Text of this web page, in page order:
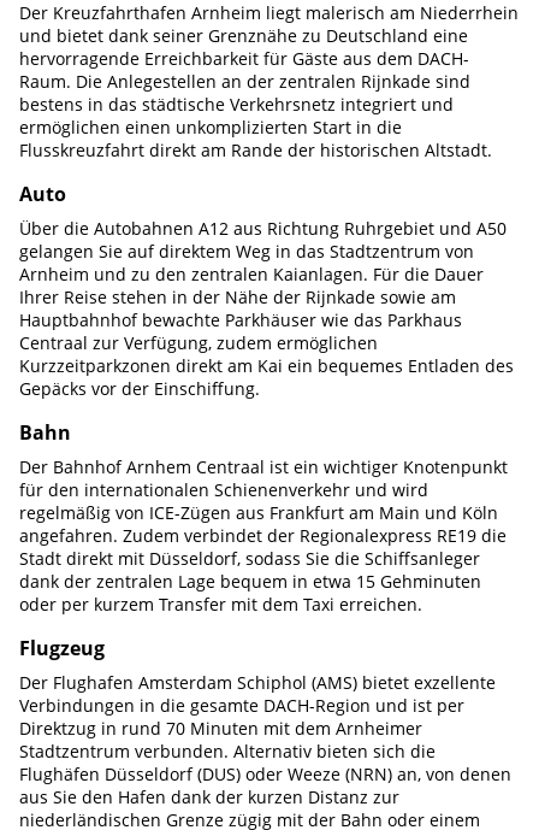
Der Kreuzfahrthafen Arnheim liegt malerisch am Niederrhein
und bietet dank seiner Grenznähe zu Deutschland eine
hervorragende Erreichbarkeit für Gäste aus dem DACH-
Raum. Die Anlegestellen an der zentralen Rijnkade sind
bestens in das städtische Verkehrsnetz integriert und
ermöglichen einen unkomplizierten Start in die
Flusskreuzfahrt direkt am Rande der historischen Altstadt.
Auto
Über die Autobahnen A12 aus Richtung Ruhrgebiet und A50
gelangen Sie auf direktem Weg in das Stadtzentrum von
Arnheim und zu den zentralen Kaianlagen. Für die Dauer
Ihrer Reise stehen in der Nähe der Rijnkade sowie am
Hauptbahnhof bewachte Parkhäuser wie das Parkhaus
Centraal zur Verfügung, zudem ermöglichen
Kurzzeitparkzonen direkt am Kai ein bequemes Entladen des
Gepäcks vor der Einschiffung.
Bahn
Der Bahnhof Arnhem Centraal ist ein wichtiger Knotenpunkt
für den internationalen Schienenverkehr und wird
regelmäßig von ICE-Zügen aus Frankfurt am Main und Köln
angefahren. Zudem verbindet der Regionalexpress RE19 die
Stadt direkt mit Düsseldorf, sodass Sie die Schiffsanleger
dank der zentralen Lage bequem in etwa 15 Gehminuten
oder per kurzem Transfer mit dem Taxi erreichen.
Flugzeug
Der Flughafen Amsterdam Schiphol (AMS) bietet exzellente
Verbindungen in die gesamte DACH-Region und ist per
Direktzug in rund 70 Minuten mit dem Arnheimer
Stadtzentrum verbunden. Alternativ bieten sich die
Flughäfen Düsseldorf (DUS) oder Weeze (NRN) an, von denen
aus Sie den Hafen dank der kurzen Distanz zur
niederländischen Grenze zügig mit der Bahn oder einem